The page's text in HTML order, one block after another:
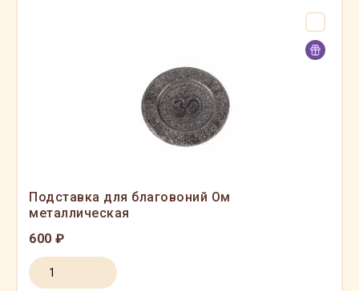
Подставка для благовоний Ом
металлическая
600 ₽